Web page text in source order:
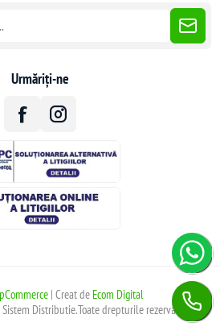
Urmăriți-ne
| Creat de Ecom Digital
Distributie.Toate drepturile rezervate.